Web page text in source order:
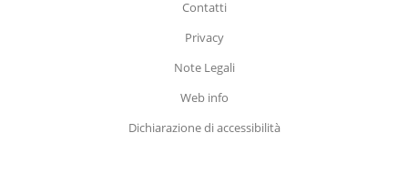
Contatti
Privacy
Note Legali
Web info
Dichiarazione di accessibilità